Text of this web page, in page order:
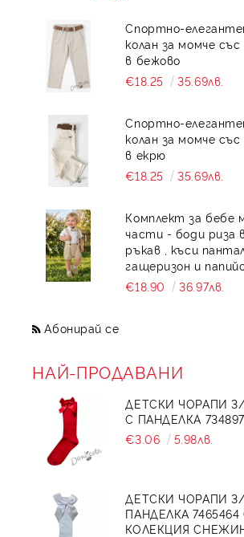
Спортно-
колан за момче
в бежово
€18.25
35.69лв.
Спортно-
колан за момче
в екрю
€18.25
35.69лв.
Комплект за бебе
части - боди риза
ръкав , къси
гащеризон и
€18.90
36.97лв.
Абонирай се
НАЙ-ПРОДАВАНИ
ДЕТСКИ ЧОРАПИ
С ПАНДЕЛКА 734897
€3.06
5.98лв.
ДЕТСКИ ЧОРАПИ
ПАНДЕЛКА 7465464
КОЛЕКЦИЯ